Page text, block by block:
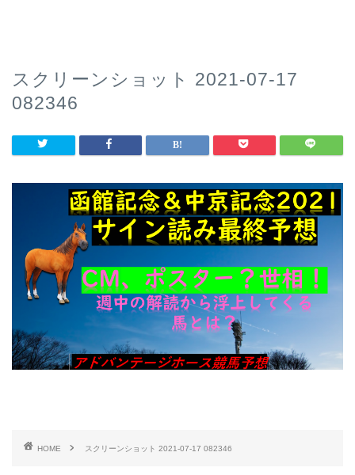
スクリーンショット 2021-07-17
082346
HOME スクリーンショット 2021-07-17 082346